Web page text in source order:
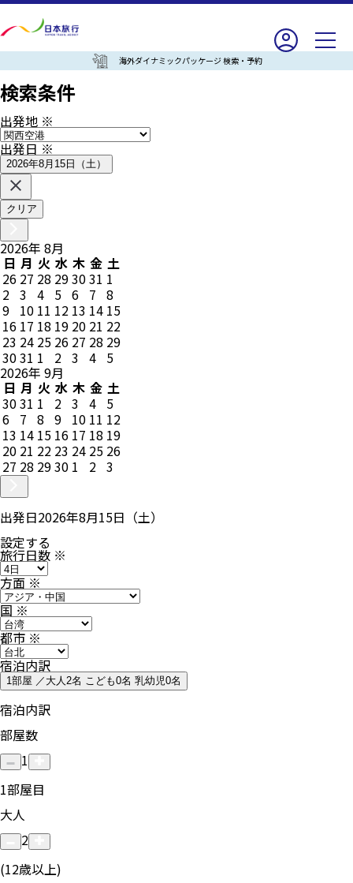
海外ダイナミックパッケージ 検索・予約
検索条件
出発地 ※
出発日※
2026年8月15日（土）
クリア
2026年 8月
日 月 火 水 木 金 土
26 27 28 293031 1
2 3 4 5 6 7 8
9 10 11 12 13 14 15
16 17 18 19 20 21 22
23 24 25 26 27 28 29
3031 1 2 3 4 5
2026年 9月
日 月 火 水 木 金 土
3031 1 2 3 4 5
6 7 8 9 10 11 12
13 14 15 16 17 18 19
20 21 22 23 24 25 26
27 28 2930 1 2 3
出発日2026年8月15日（土）
設定する
旅行日数 ※
方面※
国※
都市※
宿泊内訳
1部屋 ／大人2名 こども0名 乳幼児0名
宿泊内訳
部屋数
1
1部屋目
大人
2
(12歳以上)